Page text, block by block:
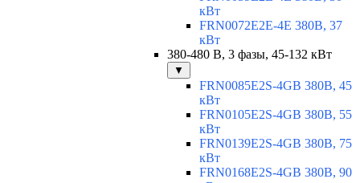
кВт
FRN0072E2E-4E 380В, 37
кВт
380-480 В, 3 фазы, 45-132 кВт
▼
FRN0085E2S-4GB 380В, 45
кВт
FRN0105E2S-4GB 380В, 55
кВт
FRN0139E2S-4GB 380В, 75
кВт
FRN0168E2S-4GB 380В, 90